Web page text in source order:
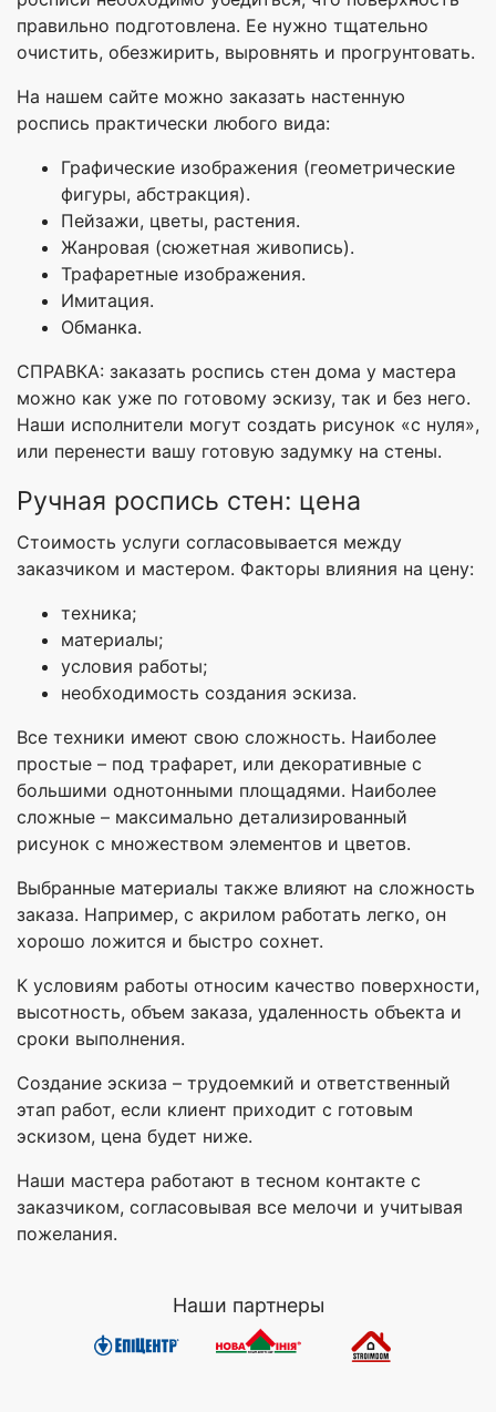
правильно подготовлена. Ее нужно тщательно
очистить, обезжирить, выровнять и прогрунтовать.
На нашем сайте можно заказать настенную
роспись практически любого вида:
Графические изображения (геометрические
фигуры, абстракция).
Пейзажи, цветы, растения.
Жанровая (сюжетная живопись).
Трафаретные изображения.
Имитация.
Обманка.
СПРАВКА: заказать роспись стен дома у мастера
можно как уже по готовому эскизу, так и без него.
Наши исполнители могут создать рисунок «с нуля»,
или перенести вашу готовую задумку на стены.
Ручная роспись стен: цена
Стоимость услуги согласовывается между
заказчиком и мастером. Факторы влияния на цену:
техника;
материалы;
условия работы;
необходимость создания эскиза.
Все техники имеют свою сложность. Наиболее
простые – под трафарет, или декоративные с
большими однотонными площадями. Наиболее
сложные – максимально детализированный
рисунок с множеством элементов и цветов.
Выбранные материалы также влияют на сложность
заказа. Например, с акрилом работать легко, он
хорошо ложится и быстро сохнет.
К условиям работы относим качество поверхности,
высотность, объем заказа, удаленность объекта и
сроки выполнения.
Создание эскиза – трудоемкий и ответственный
этап работ, если клиент приходит с готовым
эскизом, цена будет ниже.
Наши мастера работают в тесном контакте с
заказчиком, согласовывая все мелочи и учитывая
пожелания.
Наши партнеры